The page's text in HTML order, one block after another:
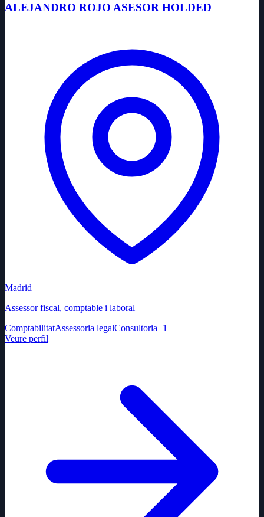
ALEJANDRO ROJO ASESOR HOLDED
Madrid
Assessor fiscal, comptable i laboral
ComptabilitatAssessoria legalConsultoria+1
Veure perfil